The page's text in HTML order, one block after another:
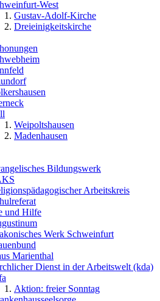
West
Gustav-Adolf-Kirche
Dreieinigkeitskirche
Weipoltshausen
Madenhausen
Bildungswerk
Arbeitskreis
und Hilfe
Werk Schweinfurt
Marienthal
Dienst in der Arbeitswelt (kda)
Aktion: freier Sonntag